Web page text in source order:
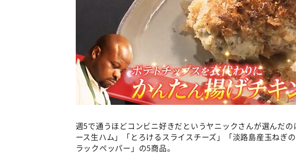
週5で通うほどコンビニ好きだというヤニックさんが選んだ
ース生ハム」「とろけるスライスチーズ」「淡路島産玉ねぎ
ラックペッパー」の5商品。